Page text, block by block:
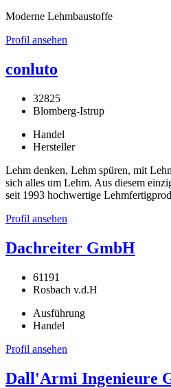
Moderne Lehmbaustoffe
Profil ansehen
conluto
32825
Blomberg-Istrup
Handel
Hersteller
Lehm denken, Lehm spüren, mit
sich alles um Lehm. Aus diesem
seit 1993 hochwertige
Profil ansehen
Dachreiter GmbH
61191
Rosbach v.d.H
Ausführung
Handel
Profil ansehen
Dall'Armi Ingenieure